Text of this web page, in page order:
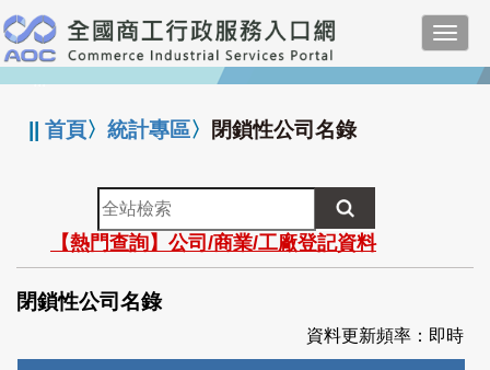
跳
到
主
要
:::
||首頁〉統計專區〉 閉鎖性公司名錄
全
站
檢
索
【熱門查詢】公司/商業/工廠登記資料
閉鎖性公司名錄
資料更新頻率：即時